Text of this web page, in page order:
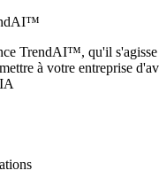
TrendAI™, qu'il s'agisse
à votre entreprise